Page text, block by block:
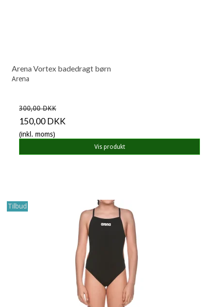
Arena Vortex badedragt børn
Arena
300,00 DKK
150,00 DKK
(inkl. moms)
Vis produkt
Tilbud